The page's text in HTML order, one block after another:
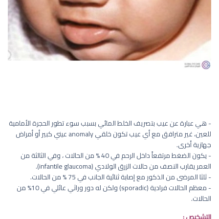
- هي عبارة عن عيب بتصريف الخلط المائي بسبب سوء تطور الحجرة الأمامية
للعين، غير مترافق مع أي عيب تكون خلقي anomaly عيني كبير أو أمراض
جهازية أخرى.
- يكون الضغط مرتفعاً داخل الرحم في 40 % من الحالات ، وفي الثالثة من
العمر يقارب النصف من حالات الزرق الولادي (infantile glaucoma).
- ثلثا المرضى من الذكور مع إصابة ثنائية الجانب في 75 % من الحالات.
- معظم الحالات فرادية (sporadic) ولكن له دور وراثي عائلي في 10% من
الحالات.